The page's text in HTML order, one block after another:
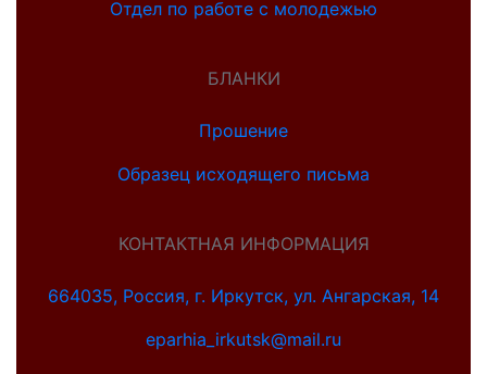
Отдел по работе с молодежью
БЛАНКИ
Прошение
Образец исходящего письма
КОНТАКТНАЯ ИНФОРМАЦИЯ
664035, Россия, г. Иркутск, ул. Ангарская, 14
eparhia_irkutsk@mail.ru